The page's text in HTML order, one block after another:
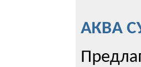
АКВА